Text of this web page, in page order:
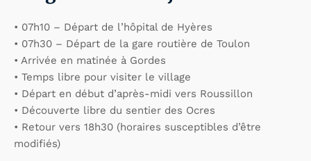
• 07h10 – Départ de l’hôpital de Hyères
• 07h30 – Départ de la gare routière de Toulon
• Arrivée en matinée à Gordes
• Temps libre pour visiter le village
• Départ en début d’après-midi vers Roussillon
• Découverte libre du sentier des Ocres
• Retour vers 18h30 (horaires susceptibles d’être
modifiés)